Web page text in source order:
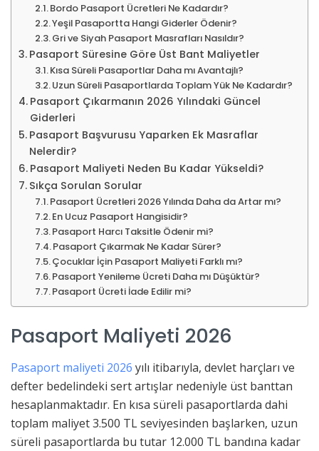
Bordo Pasaport Ücretleri Ne Kadardır?
Yeşil Pasaportta Hangi Giderler Ödenir?
Gri ve Siyah Pasaport Masrafları Nasıldır?
Pasaport Süresine Göre Üst Bant Maliyetler
Kısa Süreli Pasaportlar Daha mı Avantajlı?
Uzun Süreli Pasaportlarda Toplam Yük Ne Kadardır?
Pasaport Çıkarmanın 2026 Yılındaki Güncel
Giderleri
Pasaport Başvurusu Yaparken Ek Masraflar
Nelerdir?
Pasaport Maliyeti Neden Bu Kadar Yükseldi?
Sıkça Sorulan Sorular
Pasaport Ücretleri 2026 Yılında Daha da Artar mı?
En Ucuz Pasaport Hangisidir?
Pasaport Harcı Taksitle Ödenir mi?
Pasaport Çıkarmak Ne Kadar Sürer?
Çocuklar İçin Pasaport Maliyeti Farklı mı?
Pasaport Yenileme Ücreti Daha mı Düşüktür?
Pasaport Ücreti İade Edilir mi?
Pasaport Maliyeti 2026
Pasaport maliyeti 2026 yılı itibarıyla, devlet harçları ve
defter bedelindeki sert artışlar nedeniyle üst banttan
hesaplanmaktadır. En kısa süreli pasaportlarda dahi
toplam maliyet 3.500 TL seviyesinden başlarken, uzun
süreli pasaportlarda bu tutar 12.000 TL bandına kadar